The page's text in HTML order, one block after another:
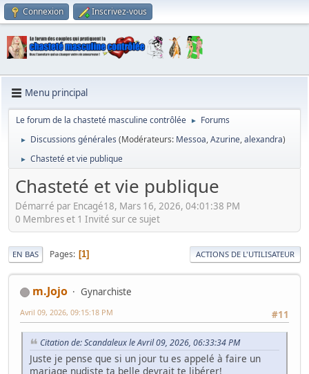
Connexion Inscrivez-vous
Menu principal
Le forum de la chasteté masculine contrôlée ► Forums
► Discussions générales (Modérateurs: Messoa,Azurine,alexandra)
► Chasteté et vie publique
Chasteté et vie publique
Démarré par Encagé18, Mars 16, 2026, 04:01:38 PM
0 Membres et 1 Invité sur ce sujet
EN BAS Pages 1 ACTIONS DE L'UTILISATEUR
m.Jojo
Gynarchiste
#11
Avril 09, 2026, 09:15:18 PM
Citation de: Scandaleux le Avril 09, 2026, 06:33:34 PM
Juste je pense que si un jour tu es appelé à faire un
mariage nudiste ta belle devrait te libérer!